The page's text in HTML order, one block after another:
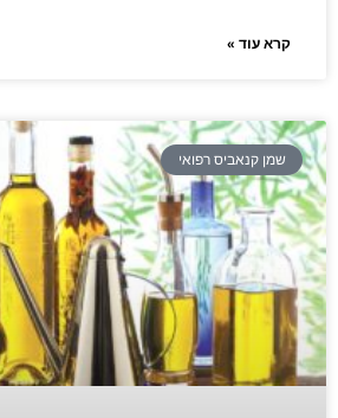
קרא עוד »
שמן קנאביס רפואי